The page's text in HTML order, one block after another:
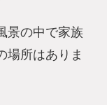
景の中で家族
場所はありま